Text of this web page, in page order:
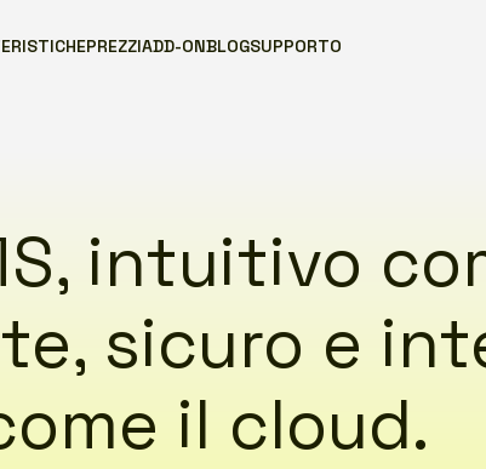
PREZZIADD-ONBLOGSUPPORTO
intuitivo
sicuro e
il cloud.